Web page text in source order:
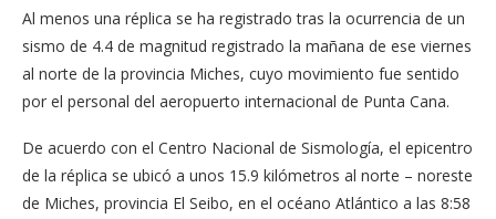
Al menos una réplica se ha registrado tras la ocurrencia de un
sismo de 4.4 de magnitud registrado la mañana de ese viernes
al norte de la provincia Miches, cuyo movimiento fue sentido
por el personal del aeropuerto internacional de Punta Cana.
De acuerdo con el Centro Nacional de Sismología, el epicentro
de la réplica se ubicó a unos 15.9 kilómetros al norte – noreste
de Miches, provincia El Seibo, en el océano Atlántico a las 8:58